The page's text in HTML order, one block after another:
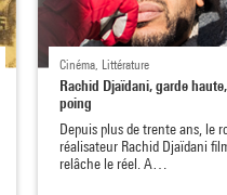
Cinéma, Littérature
Rachid Djaïdani, garde
poing
Depuis plus de trente ans, le
réalisateur Rachid Djaïdani
relâche le réel. A…